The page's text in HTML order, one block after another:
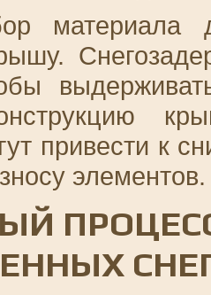
материала
привести к
элементов.